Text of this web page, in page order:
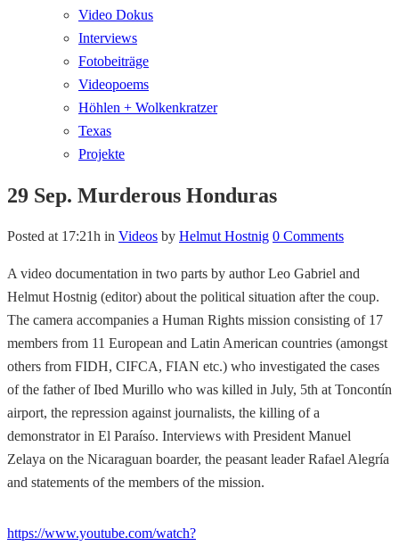
Video Dokus
Interviews
Fotobeiträge
Videopoems
Höhlen + Wolkenkratzer
Texas
Projekte
29 Sep. Murderous Honduras
Posted at 17:21h in Videos by Helmut Hostnig 0 Comments
A video documentation in two parts by author Leo Gabriel and
Helmut Hostnig (editor) about the political situation after the coup.
The camera accompanies a Human Rights mission consisting of 17
members from 11 European and Latin American countries (amongst
others from FIDH, CIFCA, FIAN etc.) who investigated the cases
of the father of Ibed Murillo who was killed in July, 5th at Toncontín
airport, the repression against journalists, the killing of a
demonstrator in El Paraíso. Interviews with President Manuel
Zelaya on the Nicaraguan boarder, the peasant leader Rafael Alegría
and statements of the members of the mission.
https://www.youtube.com/watch?